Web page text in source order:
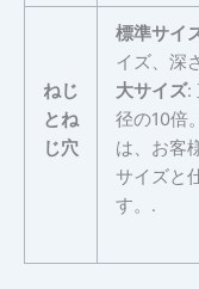
ねじ
とね
じ穴
標準サイ
イズ、深
大サイズ:
径の10倍
は、お客
サイズと
す。.